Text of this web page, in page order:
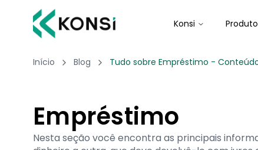
Konsi
Início Blog Tudo sobre Empréstimo -
Empréstimo
Nesta seção você encontra as principais